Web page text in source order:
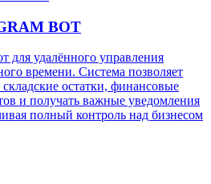
BOT
для удалённого управления
времени. Система позволяет
остатки, финансовые
и получать важные уведомления
полный контроль над бизнесом